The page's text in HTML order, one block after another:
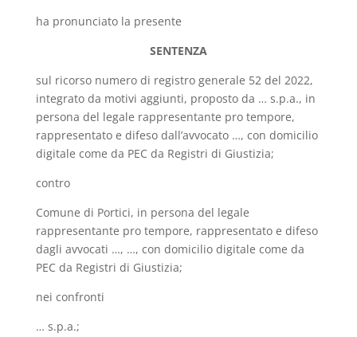
ha pronunciato la presente
SENTENZA
sul ricorso numero di registro generale 52 del 2022,
integrato da motivi aggiunti, proposto da … s.p.a., in
persona del legale rappresentante pro tempore,
rappresentato e difeso dall’avvocato …, con domicilio
digitale come da PEC da Registri di Giustizia;
contro
Comune di Portici, in persona del legale
rappresentante pro tempore, rappresentato e difeso
dagli avvocati …, …, con domicilio digitale come da
PEC da Registri di Giustizia;
nei confronti
… s.p.a.;